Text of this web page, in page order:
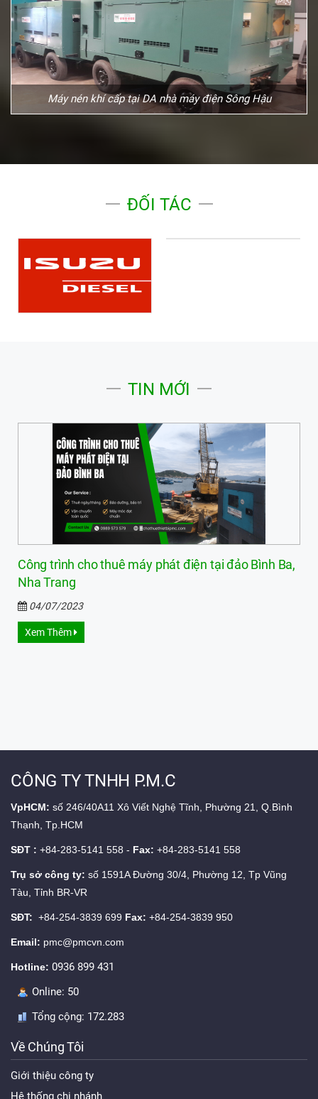
Máy nén khí cấp tại DA nhà máy điện Sông Hậu
ĐỐI TÁC
TIN MỚI
Công trình cho thuê máy phát điện tại đảo Bình Ba,
Nha Trang
04/07/2023
Xem Thêm
CÔNG TY TNHH P.M.C
VpHCM: số 246/40A11 Xô Viết Nghệ Tĩnh, Phường 21, Q.Bình
Thạnh, Tp.HCM
SĐT : +84-283-5141 558 - Fax: +84-283-5141 558
Trụ sở công ty: số 1591A Đường 30/4, Phường 12, Tp Vũng
Tàu, Tỉnh BR-VR
SĐT: +84-254-3839 699 Fax: +84-254-3839 950
Email: pmc@pmcvn.com
Hotline: 0936 899 431
Online: 50
Tổng cộng: 172.283
Về Chúng Tôi
Giới thiệu công ty
Hệ thống chi nhánh